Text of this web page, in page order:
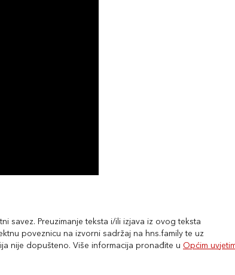
savez. Preuzimanje teksta i/ili izjava iz ovog teksta
poveznicu na izvorni sadržaj na hns.family te uz
nije dopušteno. Više informacija pronađite u Općim